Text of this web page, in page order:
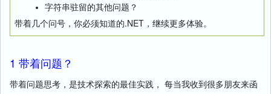
字符串驻留的其他问题？
带着几个问号，你必须知道的.NET，继续更多体验。
1 带着问题？
带着问题思考，是技术探索的最佳实践， 每当我收到很多朋友来函